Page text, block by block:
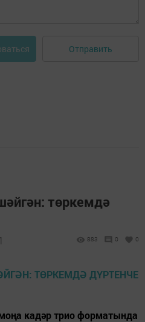
Отправить
төркемдә
883 0 0
кадәр трио форматында